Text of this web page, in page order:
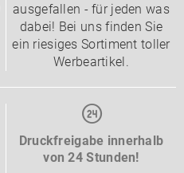
ausgefallen - für jeden was
dabei! Bei uns finden Sie
ein riesiges Sortiment toller
Werbeartikel.
Druckfreigabe innerhalb
von 24 Stunden!